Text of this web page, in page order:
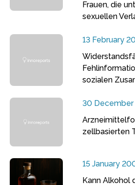
Frauen, die
sexuellen
13 February
sozialen
30 December
zellbasierten
15 January
Kann Alkohol